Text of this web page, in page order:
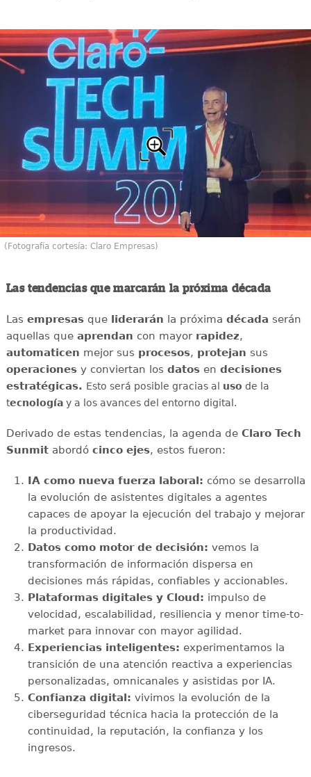
(Fotografía cortesía: Claro Empresas)
Las tendencias que marcarán la próxima década
Las empresasqueliderarán la próxima década serán
aquellas queaprendan con mayor rapidez,
automaticen mejor sus procesos, protejan sus
operacionesy conviertan los datosen decisiones
estratégicas. Esto será posible gracias al uso de la
tecnologíay a los avances del entorno digital.
Derivado de estas tendencias, la agenda de Claro Tech
Sunmitabordó cinco ejes, estos fueron:
IA como nueva fuerza laboral: cómo se desarrolla
la evolución de asistentes digitales a agentes
capaces de apoyar la ejecución del trabajo y mejorar
la productividad.
Datos como motor de decisión: vemos la
transformación de información dispersa en
decisiones más rápidas, confiables y accionables.
Plataformas digitales y Cloud: impulso de
velocidad, escalabilidad, resiliencia y menor time-to-
market para innovar con mayor agilidad.
Experiencias inteligentes: experimentamos la
transición de una atención reactiva a experiencias
personalizadas, omnicanales y asistidas por IA.
Confianza digital: vivimos la evolución de la
ciberseguridad técnica hacia la protección de la
continuidad, la reputación, la confianza y los
ingresos.